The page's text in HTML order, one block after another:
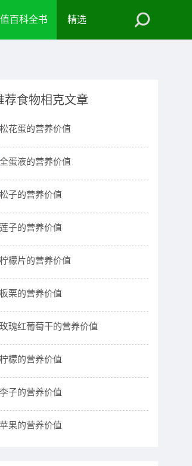
百科全书 精选
荐食物相克文章
松花蛋的营养价值
全蛋液的营养价值
松子的营养价值
莲子的营养价值
柠檬片的营养价值
板栗的营养价值
玫瑰红葡萄干的营养价值
柠檬的营养价值
李子的营养价值
苹果的营养价值